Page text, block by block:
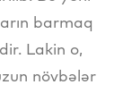
barmaq
Lakin o,
növbələr